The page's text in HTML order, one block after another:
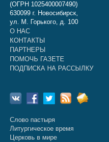
(ОГРН 1025400007490)
630099 г. Новосибирск,
ул. М. Горького, д. 100
О НАС
КОНТАКТЫ
ПАРТНЕРЫ
ПОМОЧЬ ГАЗЕТЕ
ПОДПИСКА НА РАССЫЛКУ
Слово пастыря
Литургическое время
Церковь в мире